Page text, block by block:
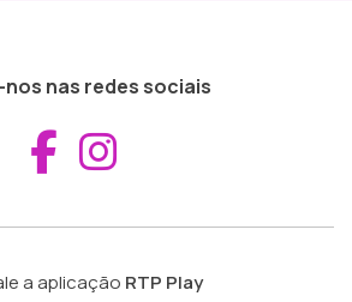
nas redes sociais
Aceder ao
a aplicação RTP Play